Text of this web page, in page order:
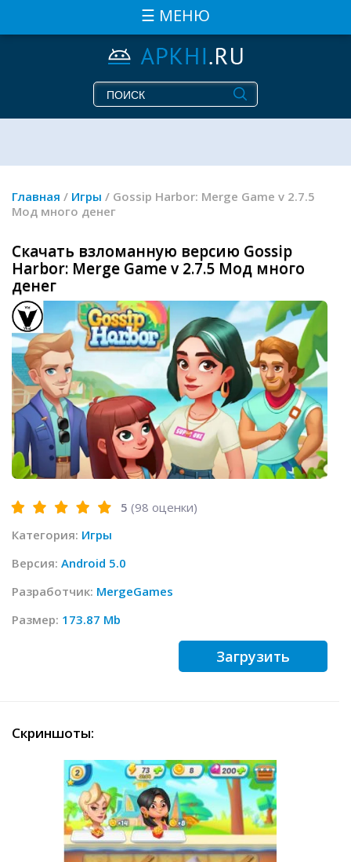
☰ МЕНЮ
Главная / Игры / Gossip Harbor: Merge Game v 2.7.5
Мод много денег
Скачать взломанную версию Gossip
Harbor: Merge Game v 2.7.5 Мод много
денег
5 (98 оценки)
Категория: Игры
Версия: Android 5.0
Разработчик: MergeGames
Размер: 173.87 Mb
Загрузить
Скриншоты: